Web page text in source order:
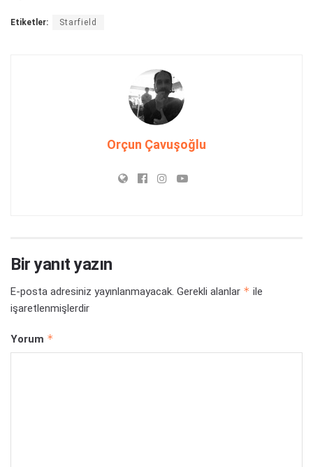
Etiketler: Starfield
Orçun Çavuşoğlu
Bir yanıt yazın
E-posta adresiniz yayınlanmayacak. Gerekli alanlar * ile
işaretlenmişlerdir
Yorum *